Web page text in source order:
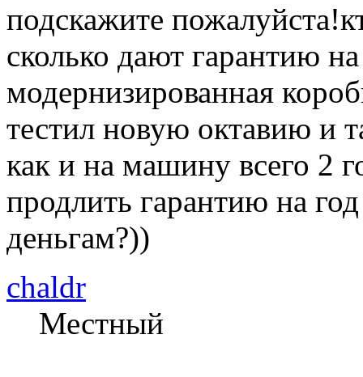
подскажите
сколько дают гарантию
модернизированная
тестил новую октавию и
как и на машину всего 2
продлить гарантию на
деньгам?))
chaldr
Местный